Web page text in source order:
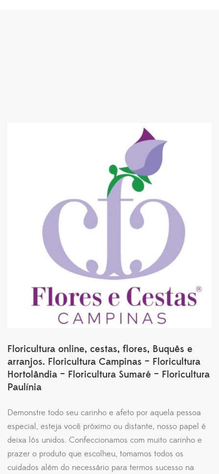
Floricultura online, cestas, flores, Buquês e
arranjos. Floricultura Campinas – Floricultura
Hortolândia – Floricultura Sumaré – Floricultura
Paulínia
Demonstre todo seu carinho e afeto por aquela pessoa
especial, esteja você próximo ou distante, nosso papel é
deixa lós unidos. Confeccionamos com muito carinho e
prazer o produto que escolheu, tomamos todos os
cuidados além do necessário para termos sucesso na